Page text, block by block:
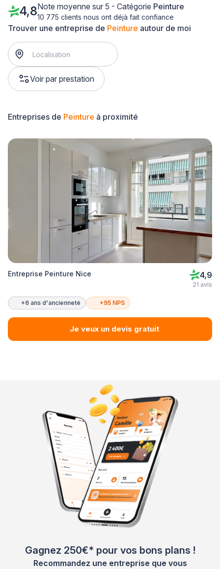
Trouver une entreprise de Peinture autour de moi
Voir par prestation
4,8Note moyenne sur 5 - Catégorie Peinture
10 775 clients nous ont déjà fait confiance
Entreprises de Peinture à proximité
Entreprise Peinture Nice 4,9
21 avis
+6 ans d'ancienneté +95 NPS
Je veux un devis gratuit
Gagnez 250€* pour vos bons plans !
Recommandez une entreprise que vous